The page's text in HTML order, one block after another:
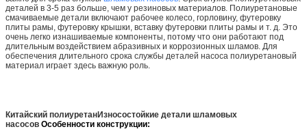
деталей в 3-5 раз больше, чем у резиновых материалов. Полиуретановые
смачиваемые детали включают рабочее колесо, горловину, футеровку
плиты рамы, футеровку крышки, вставку футеровки плиты рамы и т. д. Это
очень легко изнашиваемые компоненты, потому что они работают под
длительным воздействием абразивных и коррозионных шламов. Для
обеспечения длительного срока службы деталей насоса полиуретановый
материал играет здесь важную роль.
Китайский полиуретанИзносостойкие детали шламовых
насосов Особенности конструкции: